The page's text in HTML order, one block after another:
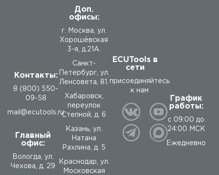
Контакты:
8 (800) 550-
09-58
mail@ecutools.ru
Главный
офис:
Вологда, ул.
Чехова, д. 29
Доп.
офисы:
г. Москва, ул.
Хорошёвская
3-я, д.21А.
Санкт-
Петербург, ул.
Ленсовета, 81.
Хабаровск,
переулок
Степной, д. 6
Казань, ул.
Натана
Рахлина, д. 5
Краснодар, ул.
Московская
ECUTools в
сети
присоединяйтесь
к нам
График
работы:
с 09:00 до
24:00 МСК
Ежедневно